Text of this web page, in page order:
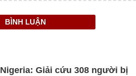
BÌNH LUẬN
Nigeria: Giải cứu 308 người bị